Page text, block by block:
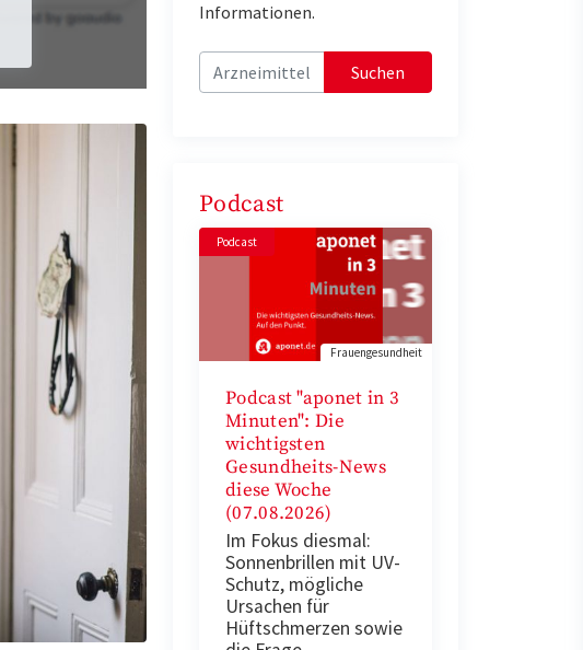
Informationen.
Suchen
Podcast
Podcast
Frauengesundheit
Podcast "aponet in 3
Minuten": Die
wichtigsten
Gesundheits-News
diese Woche
(07.08.2026)
Im Fokus diesmal:
Sonnenbrillen mit UV-
Schutz, mögliche
Ursachen für
Hüftschmerzen sowie